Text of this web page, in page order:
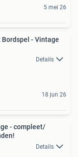
5 mei 26
Bordspel - Vintage
Details
18 jun 26
- compleet/
Details